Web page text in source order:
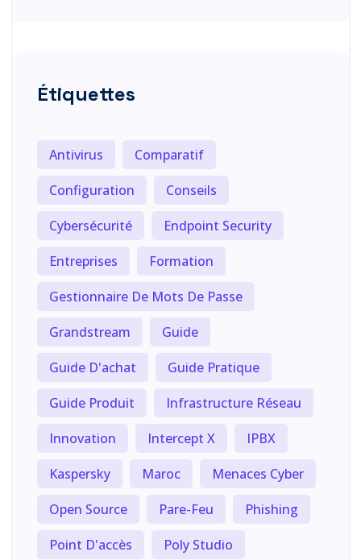
Étiquettes
Antivirus
Comparatif
Configuration
Conseils
Cybersécurité
Endpoint Security
Entreprises
Formation
Gestionnaire De Mots De Passe
Grandstream
Guide
Guide D'achat
Guide Pratique
Guide Produit
Infrastructure Réseau
Innovation
Intercept X
IPBX
Kaspersky
Maroc
Menaces Cyber
Open Source
Pare-Feu
Phishing
Point D'accès
Poly Studio